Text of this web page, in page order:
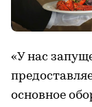
«У нас
основное